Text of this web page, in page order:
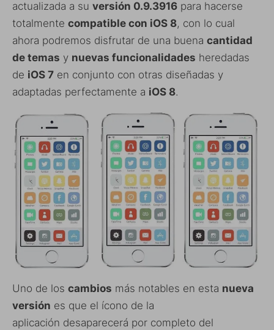
actualizada a su versión 0.9.3916 para hacerse
totalmente compatible con iOS 8, con lo cual
ahora podremos disfrutar de una buena cantidad
de temas y nuevas funcionalidades heredadas
de iOS 7 en conjunto con otras diseñadas y
adaptadas perfectamente a iOS 8.
Uno de los cambios más notables en esta nueva
versión es que el ícono de la
aplicación desaparecerá por completo del